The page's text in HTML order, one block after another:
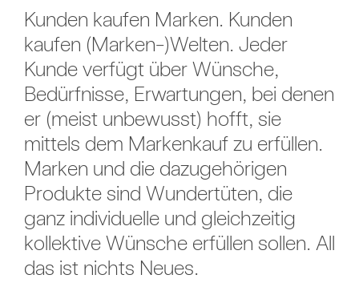
Kunden kaufen Marken. Kunden
kaufen (Marken-)Welten. Jeder
Kunde verfügt über Wünsche,
Bedürfnisse, Erwartungen, bei denen
er (meist unbewusst) hofft, sie
mittels dem Markenkauf zu erfüllen.
Marken und die dazugehörigen
Produkte sind Wundertüten, die
ganz individuelle und gleichzeitig
kollektive Wünsche erfüllen sollen. All
das ist nichts Neues.